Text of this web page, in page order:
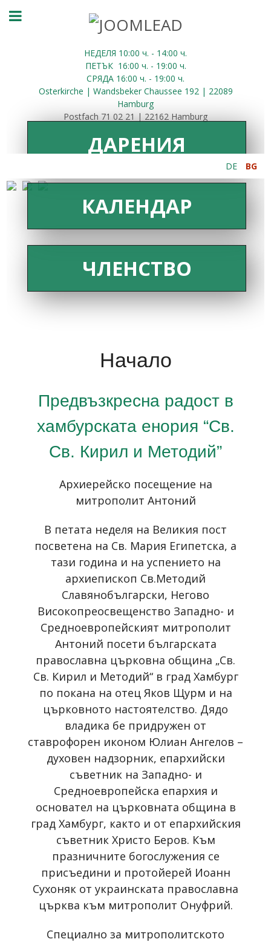
НЕДЕЛЯ 10:00 ч. - 14:00 ч.
ПЕТЪК 16:00 ч. - 19:00 ч.
СРЯДА 16:00 ч. - 19:00 ч.
Osterkirche | Wandsbeker Chaussee 192 | 22089
Hamburg
Postfach 71 02 21 | 22162 Hamburg
DE BG
ДАРЕНИЯ
КАЛЕНДАР
ЧЛЕНСТВО
Начало
Предвъзкресна радост в
хамбурската енория “Св.
Св. Кирил и Методий”
Архиерейско посещение на
митрополит Антоний
В петата неделя на Великия пост
посветена на Св. Мария Египетска, а
тази година и на успението на
архиепископ Св.Методий
Славянобългарски, Негово
Високопреосвещенство Западно- и
Средноевропейският митрополит
Антоний посети българската
православна църковна община „Св.
Св. Кирил и Методий“ в град Хамбург
по покана на отец Яков Щурм и на
църковното настоятелство. Дядо
владика бе придружен от
ставрофорен иконом Юлиан Ангелов –
духовен надзорник, епархийски
съветник на Западно- и
Средноевропейска епархия и
основател на църковната община в
град Хамбург, както и от епархийския
съветник Христо Беров. Към
празничните богослужения се
присъедини и протойерей Иоанн
Сухоняк от украинската православна
църква към митрополит Онуфрий.
Специално за митрополитското